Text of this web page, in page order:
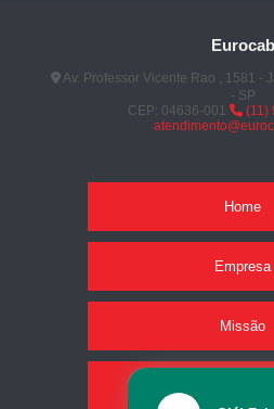
Eurocab
Av. Professor Vicente Rao , 1581 -
- SP
CEP: 04636-001
(11)
Home
Empresa
Missão